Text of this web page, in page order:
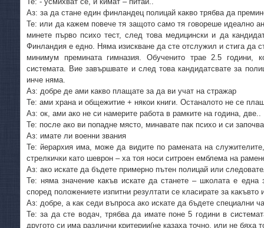
Аз: за да стане един финландец полицай какво трябва да
Те: или да кажем повече тя защото само тя говореше идеално
минете първо психо тест, след това медицински и да
Финландия е едно. Няма изискване да сте отслужил и стига да
минимум премината гимназия. Обученито трае 2.5 години,
системата. Вие завършвате и след това кандидатсвате за
инче няма.
Аз: добре де ами какво плащате за да ви учат на стражар
Те: ами храна и общежитие + някои книги. Останалото не се
Аз: ок, ами ако не си намерите работа в рамките на година, две..
Те: после ако ви попадне място, минавате пак психо и си
Аз: имате ли военни звания
Те: йерархия има, може да видите по рамената на
стрелкички като шеврон – ха тоя носи ситроен емблема на
Аз: ако искате да бъдете примерно пътен полицай или
Те: няма значение какъв искате да станете – школата е една
според положениете изпитни резултати се класирате за какъвто
Аз: добре, а как седи въпроса ако искате да бъдете специални
Те: за да сте водач, трябва да имате поне 5 години в
другото си има различни критерии(не казаха точно, или не бяха